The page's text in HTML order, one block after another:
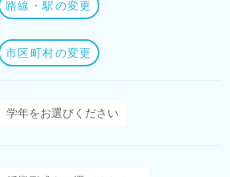
路線・駅の変更
市区町村の変更